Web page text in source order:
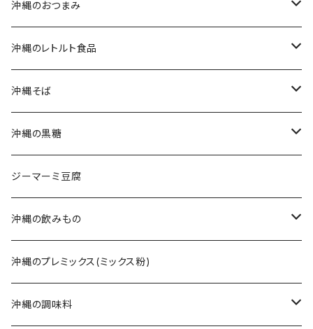
新垣菓子店
名嘉真製菓本舗
珍品堂
沖縄のおつまみ
ジャーキー
食べ切りセット
沖縄のレトルト食品
ポークランチョンミート
ラフテー(三枚肉)
軟骨ソーキ
てびち(豚足)
じゅーしぃ(沖縄の炊き込みご飯)
タコライス
沖縄そば
生麺・乾麺
沖縄そばだし
三枚肉そば(ラフテー)
ソーキそば
てびちそば
沖縄の黒糖
純黒糖
黒糖ナッツ
黒糖菓子
黒糖(その他)
ジーマーミ豆腐
沖縄の飲みもの
さんぴん茶
シークヮーサー
沖縄のプレミックス(ミックス粉)
沖縄の調味料